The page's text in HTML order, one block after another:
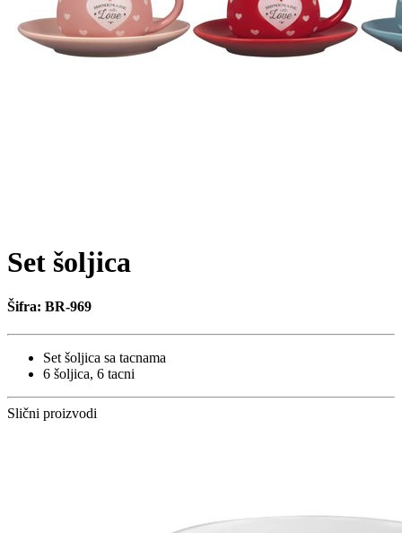
Set šoljica
Šifra: BR-969
Set šoljica sa tacnama
6 šoljica, 6 tacni
Slični proizvodi